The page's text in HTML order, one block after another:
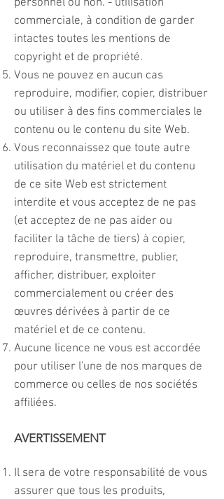
personnel ou non. - utilisation
commerciale, à condition de garder
intactes toutes les mentions de
copyright et de propriété.
Vous ne pouvez en aucun cas
reproduire, modifier, copier, distribuer
ou utiliser à des fins commerciales le
contenu ou le contenu du site Web.
Vous reconnaissez que toute autre
utilisation du matériel et du contenu
de ce site Web est strictement
interdite et vous acceptez de ne pas
(et acceptez de ne pas aider ou
faciliter la tâche de tiers) à copier,
reproduire, transmettre, publier,
afficher, distribuer, exploiter
commercialement ou créer des
œuvres dérivées à partir de ce
matériel et de ce contenu.
Aucune licence ne vous est accordée
pour utiliser l'une de nos marques de
commerce ou celles de nos sociétés
affiliées.
AVERTISSEMENT
Il sera de votre responsabilité de vous
assurer que tous les produits,